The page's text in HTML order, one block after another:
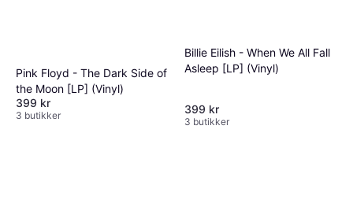
Pink Floyd - The Dark Side of
the Moon [LP] (Vinyl)
399 kr
3 butikker
Billie Eilish - When We All Fall
Asleep [LP] (Vinyl)
399 kr
3 butikker